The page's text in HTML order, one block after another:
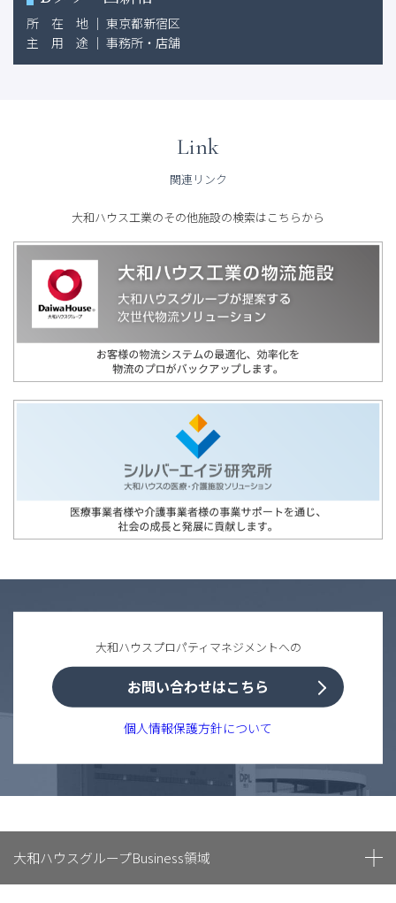
所 在 地 ｜ 東京都新宿区
主
用 途 ｜ 事務所・店舗
Link
関連リンク
大和ハウス工業のその他施設の検索はこちらから
大和ハウスプロパティマネジメントへの
お問い合わせはこちら
個人情報保護方針について
大和ハウスグループBusiness領域